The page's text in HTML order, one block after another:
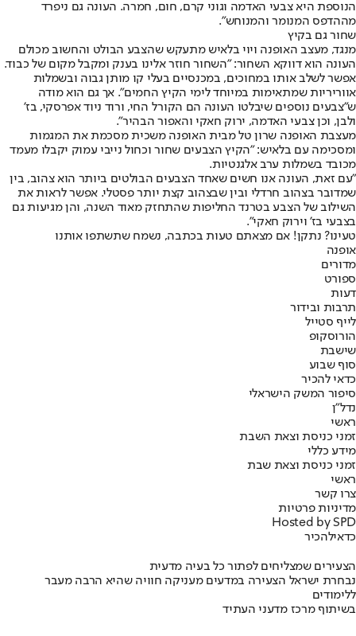
הנוספת היא צבעי האדמה וגוני קרם, חום, חמרה. העונה גם ניפרד
מההדפס המנומר והמנוחש".
שחור גם בקיץ
מנגד, מעצב האופנה ויוי בלאיש מתעקש שהצבע הבולט והחשוב מכולם
העונה הוא דווקא השחור: "השחור חוזר אלינו בענק ומקבל מקום של כבוד.
אפשר לשלב אותו במחוכים, במכנסיים בעלי קו מותן גבוה ובשמלות
אווריריות שמתאימות במיוחד לימי הקיץ החמים". אך גם הוא מודה
ש"צבעים נוספים שיבלטו העונה הם הקורל החי, ורוד ניוד אפרסקי, בז'
ולבן, וכן צבעי האדמה, ירוק חאקי והאפור הבהיר".
מעצבת האופנה שרון טל מבית האופנה משכית מסכמת את המגמות
ומסכימה עם בלאיש: "הקיץ הצבעים שחור וכחול נייבי עמוק יקבלו מעמד
מכובד בשמלות ערב אלגנטיות.
"עם זאת, העונה אנו חשים שאחד הצבעים הבולטים ביותר הוא צהוב, בין
שמדובר בצהוב חרדלי ובין שבצהוב קצת יותר פסטלי. אפשר לראות את
השילוב של הצבע בטרנד החליפות שהתחזק מאוד השנה, והן מגיעות גם
בצבעי בז' וירוק חאקי".
טעינו? נתקן! אם מצאתם טעות בכתבה, נשמח שתשתפו אותנו
אופנה
מדורים
ספורט
דעות
תרבות ובידור
לייף סטייל
הורוסקופ
שישבת
סוף שבוע
כדאי להכיר
סיפור המשק הישראלי
נדל"ן
ראשי
זמני כניסת וצאת השבת
מידע כללי
זמני כניסת וצאת שבת
ראשי
צרו קשר
מדיניות פרטיות
Hosted by SPD
כדאילהכיר
הצעירים שמצליחים לפתור כל בעיה מדעית
נבחרת ישראל הצעירה במדעים מעניקה חוויה שהיא הרבה מעבר
ללימודים
בשיתוף מרכז מדעני העתיד